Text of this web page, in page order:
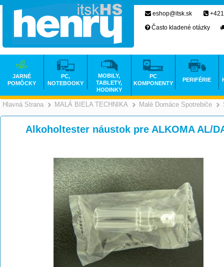
Hlavná Strana >
MALÁ BIELA TECHNIKA >
Malé Domáce Spotrebiče
Alkoholtester náustok pre ALKOMA AL/
eshop@itsk.sk
Často kladené otázky
JARNÉ
POMÔCKY
PC,
NOTEBOOKY
MOBILY,
TABLETY,
HODINKY
PC
KOMPONENTY
PERIFÉRIE